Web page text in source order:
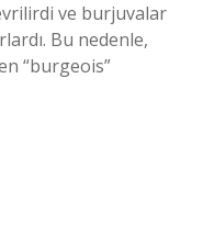
ve burjuvalar
Bu nedenle,
“burgeois”